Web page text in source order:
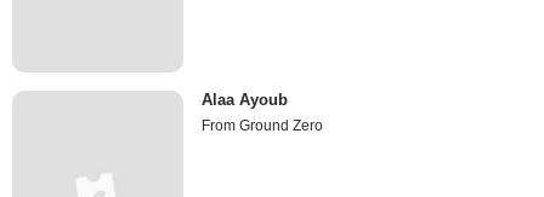
Alaa Ayoub
From Ground Zero